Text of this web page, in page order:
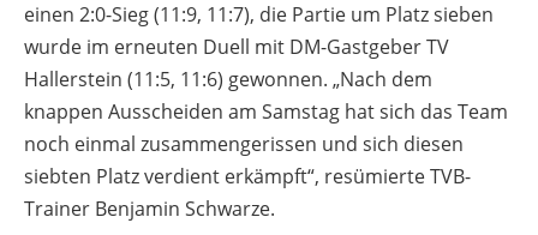
einen 2:0-Sieg (11:9, 11:7), die Partie um Platz sieben
wurde im erneuten Duell mit DM-Gastgeber TV
Hallerstein (11:5, 11:6) gewonnen. „Nach dem
knappen Ausscheiden am Samstag hat sich das Team
noch einmal zusammengerissen und sich diesen
siebten Platz verdient erkämpft“, resümierte TVB-
Trainer Benjamin Schwarze.